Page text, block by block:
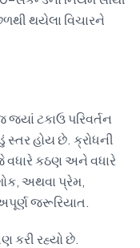
થયેલા વિચારને
ટકાઉ પરિવર્તન
હોય છે. ક્રોધની
વધારે કઠણ અને વધારે
અથવા પ્રેમ,
જરૂરિયાત.
કરી રહ્યો છે.